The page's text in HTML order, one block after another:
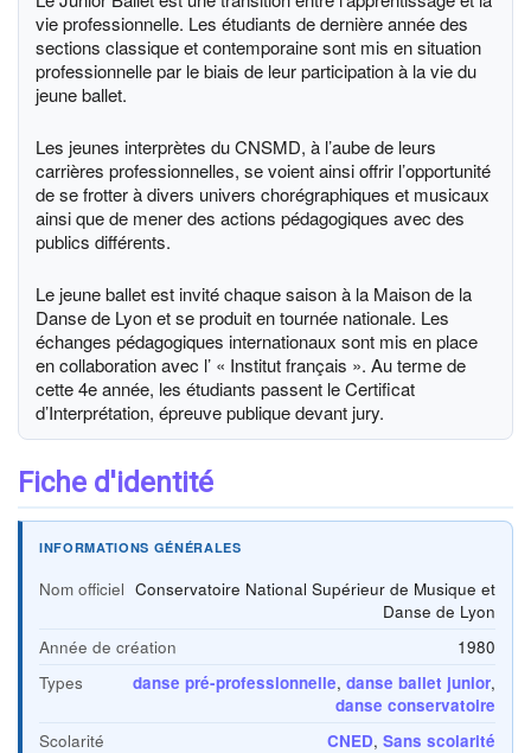
vie professionnelle. Les étudiants de dernière année des
sections classique et contemporaine sont mis en situation
professionnelle par le biais de leur participation à la vie du
jeune ballet.
Les jeunes interprètes du CNSMD, à l’aube de leurs
carrières professionnelles, se voient ainsi offrir l’opportunité
de se frotter à divers univers chorégraphiques et musicaux
ainsi que de mener des actions pédagogiques avec des
publics différents.
Le jeune ballet est invité chaque saison à la Maison de la
Danse de Lyon et se produit en tournée nationale. Les
échanges pédagogiques internationaux sont mis en place
en collaboration avec l’ « Institut français ». Au terme de
cette 4e année, les étudiants passent le Certificat
d’Interprétation, épreuve publique devant jury.
Fiche d'identité
INFORMATIONS GÉNÉRALES
Nom officiel Conservatoire National Supérieur de Musique et
Danse de Lyon
Année de création
1980
Types
danse pré-professionnelle, danse ballet junior,
danse conservatoire
Scolarité
CNED, Sans scolarité